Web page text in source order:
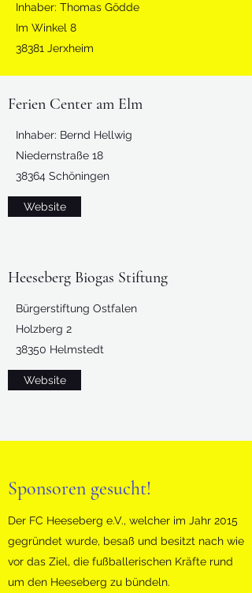
Inhaber: Thomas Gödde
Im Winkel 8
38381 Jerxheim
Ferien Center am Elm
Inhaber: Bernd Hellwig
Niedernstraße 18
38364 Schöningen
Website
Heeseberg Biogas Stiftung
Bürgerstiftung Ostfalen
Holzberg 2
38350 Helmstedt
Website
Sponsoren gesucht!
Der FC Heeseberg e.V., welcher im Jahr 2015
gegründet wurde, besaß und besitzt nach wie
vor das Ziel, die fußballerischen Kräfte rund
um den Heeseberg zu bündeln.